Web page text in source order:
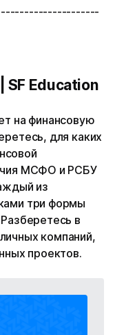
SF Education
на финансовую
для каких
МСФО и РСБУ
из
три формы
в
компаний,
проектов.